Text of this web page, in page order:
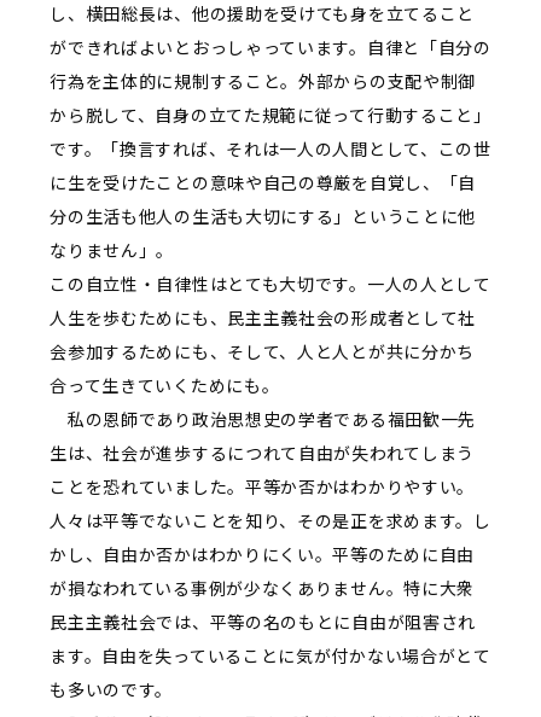
し、横田総長は、他の援助を受けても身を立てること
ができればよいとおっしゃっています。自律と「自分の
行為を主体的に規制すること。外部からの支配や制御
から脱して、自身の立てた規範に従って行動すること」
です。「換言すれば、それは一人の人間として、この世
に生を受けたことの意味や自己の尊厳を自覚し、「自
分の生活も他人の生活も大切にする」ということに他
なりません」。
この自立性・自律性はとても大切です。一人の人として
人生を歩むためにも、民主主義社会の形成者として社
会参加するためにも、そして、人と人とが共に分かち
合って生きていくためにも。
私の恩師であり政治思想史の学者である福田歓一先
生は、社会が進歩するにつれて自由が失われてしまう
ことを恐れていました。平等か否かはわかりやすい。
人々は平等でないことを知り、その是正を求めます。し
かし、自由か否かはわかりにくい。平等のために自由
が損なわれている事例が少なくありません。特に大衆
民主主義社会では、平等の名のもとに自由が阻害され
ます。自由を失っていることに気が付かない場合がとて
も多いのです。